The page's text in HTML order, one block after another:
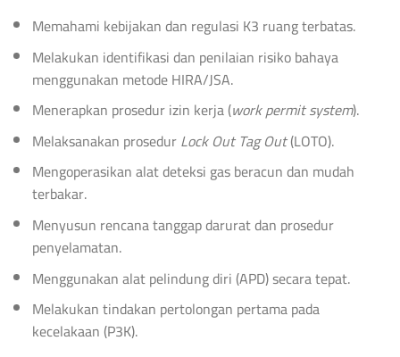
Memahami kebijakan dan regulasi K3 ruang terbatas.
Melakukan identifikasi dan penilaian risiko bahaya
menggunakan metode HIRA/JSA.
Menerapkan prosedur izin kerja (work permit system).
Melaksanakan prosedurLock Out Tag Out(LOTO).
Mengoperasikan alat deteksi gas beracun dan mudah
terbakar.
Menyusun rencana tanggap darurat dan prosedur
penyelamatan.
Menggunakan alat pelindung diri (APD) secara tepat.
Melakukan tindakan pertolongan pertama pada
kecelakaan (P3K).